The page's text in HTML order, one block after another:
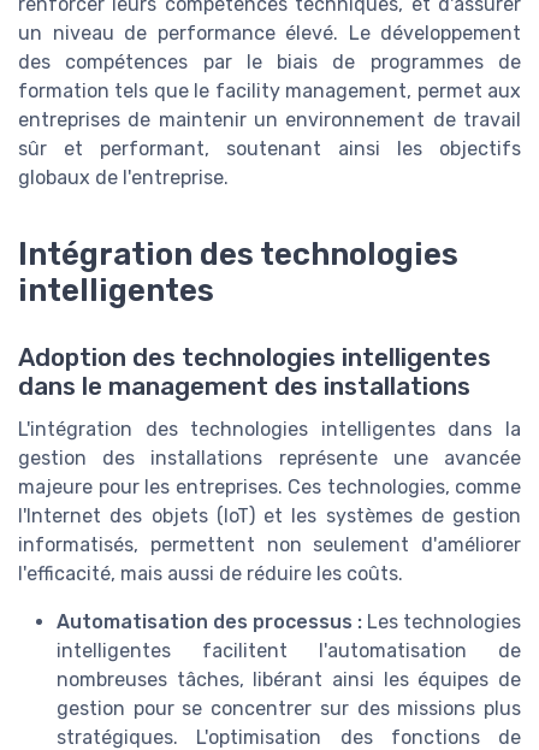
un niveau de performance élevé. Le développement
des compétences par le biais de programmes de
formation tels que le facility management, permet aux
entreprises de maintenir un environnement de travail
sûr et performant, soutenant ainsi les objectifs
globaux de l'entreprise.
Intégration des technologies
intelligentes
Adoption des technologies intelligentes
dans le management des installations
L'intégration des technologies intelligentes dans la
gestion des installations représente une avancée
majeure pour les entreprises. Ces technologies, comme
l'Internet des objets (IoT) et les systèmes de gestion
informatisés, permettent non seulement d'améliorer
l'efficacité, mais aussi de réduire les coûts.
Automatisation des processus : Les technologies
intelligentes facilitent l'automatisation de
nombreuses tâches, libérant ainsi les équipes de
gestion pour se concentrer sur des missions plus
stratégiques. L'optimisation des fonctions de